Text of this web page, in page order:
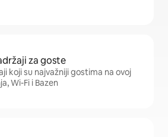
za goste
koji su najvažniji gostima na ovoj
Wi-Fi i Bazen